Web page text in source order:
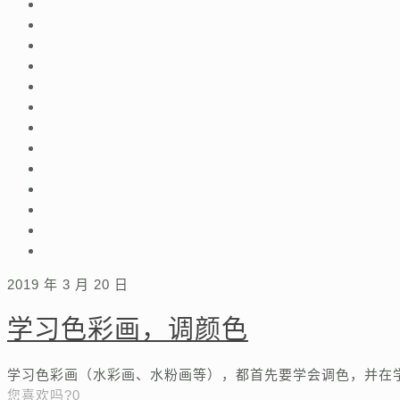
2019 年 3 月 20 日
学习色彩画，调颜色
学习色彩画（水彩画、水粉画等），都首先要学会调色，并在
您喜欢吗?0